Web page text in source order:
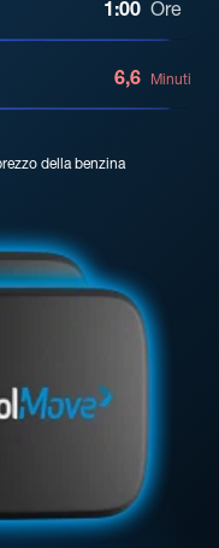
1:00 Ore
6,6 Minuti
della benzina